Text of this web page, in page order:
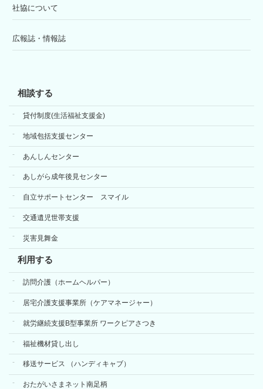
社協について
広報誌・情報誌
相談する
貸付制度(生活福祉支援金)
地域包括支援センター
あんしんセンター
あしがら成年後見センター
自立サポートセンター スマイル
交通遺児世帯支援
災害見舞金
利用する
訪問介護（ホームヘルパー）
居宅介護支援事業所（ケアマネージャー）
就労継続支援B型事業所 ワークピアさつき
福祉機材貸し出し
移送サービス （ハンディキャブ）
おたがいさまネット南足柄